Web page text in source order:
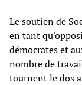
Le soutien de
en tant
démocrates et
nombre de
tournent le dos